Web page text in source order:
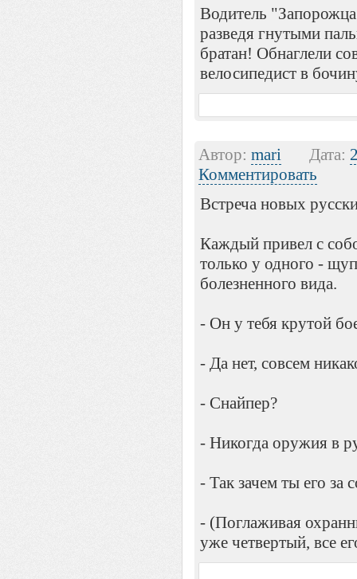
Водитель
разведя гнутыми
братан! Обнаглели
велосипедист в
Автор: mari Дата:
Комментировать
Встреча новых
Каждый привел с
только у одного -
болезненного вида.
- Он у тебя крутой
- Да нет, совсем
- Снайпер?
- Никогда оружия в
- Так зачем ты его за
- (Поглаживая
уже четвертый, все